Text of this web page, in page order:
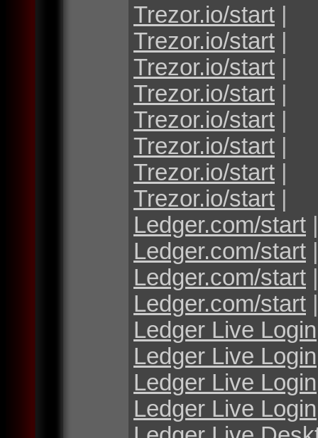
Trezor.io/start |
Trezor.io/start |
Trezor.io/start |
Trezor.io/start |
Trezor.io/start |
Trezor.io/start |
Trezor.io/start |
Trezor.io/start |
Ledger.com/start |
Ledger.com/start |
Ledger.com/start |
Ledger.com/start |
Ledger Live Login
Ledger Live Login
Ledger Live Login
Ledger Live Login